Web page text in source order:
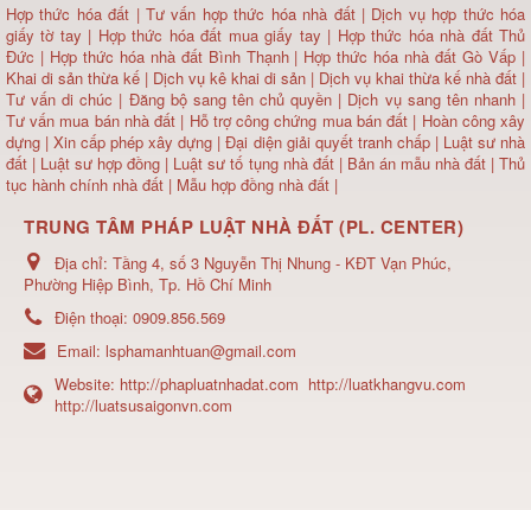
Hợp thức hóa đất |Tư vấn hợp thức hóa nhà đất| Dịch vụ hợp thức hóa
giấy tờ tay | Hợp thức hóa đất mua giấy tay | Hợp thức hóa nhà đất Thủ
Đức | Hợp thức hóa nhà đất Bình Thạnh | Hợp thức hóa nhà đất Gò Vấp |
Khai di sản thừa kế | Dịch vụ kê khai di sản | Dịch vụ khai thừa kế nhà đất |
Tư vấn di chúc | Đăng bộ sang tên chủ quyền | Dịch vụ sang tên nhanh |
Tư vấn mua bán nhà đất | Hỗ trợ công chứng mua bán đất | Hoàn công xây
dựng | Xin cấp phép xây dựng |Đại diện giải quyết tranh chấp | Luật sư nhà
đất | Luật sư hợp đồng | Luật sư tố tụng nhà đất | Bản án mẫu nhà đất|Thủ
tục hành chính nhà đất | Mẫu hợp đồng nhà đất |
TRUNG TÂM PHÁP LUẬT NHÀ ĐẤT (PL. CENTER)
Địa chỉ: Tầng 4, số 3 Nguyễn Thị Nhung - KĐT Vạn Phúc,
Phường Hiệp Bình, Tp. Hồ Chí Minh
Điện thoại: 0909.856.569
Email: lsphamanhtuan@gmail.com
Website: http://phapluatnhadat.com http://luatkhangvu.com
http://luatsusaigonvn.com